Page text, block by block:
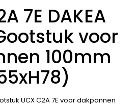
7E DAKEA
voor
100mm
UCX C2A 7E voor dakpannen